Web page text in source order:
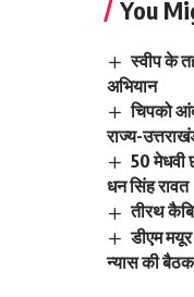
You
स्वीप के
अभियान
चिपको
राज्य-
50 मेधवी
धन सिंह रावत
तीरथ
डीएम
न्यास की